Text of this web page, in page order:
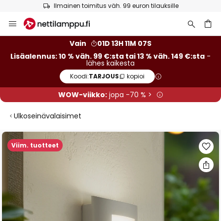
Ilmainen toimitus väh. 99 euron tilauksille
to
Vain
01D 13H 11M 06S
Lisäalennus: 10 % väh. 99 €:sta tai 13 % väh. 149 €:sta -
lähes kaikesta
Koodi:TARJOUS kopioi
WOW-viikko:jopa -70 % >
Ulkoseinävalaisimet
Viim. tuotteet
Skip
to
the
end
of
the
images